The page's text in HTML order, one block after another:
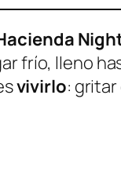
frío, lleno
vivirlo: